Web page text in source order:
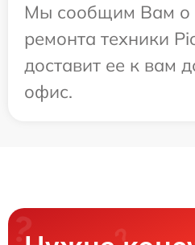
Мы сообщим Вам о
ремонта техники
доставит ее к вам
офис.